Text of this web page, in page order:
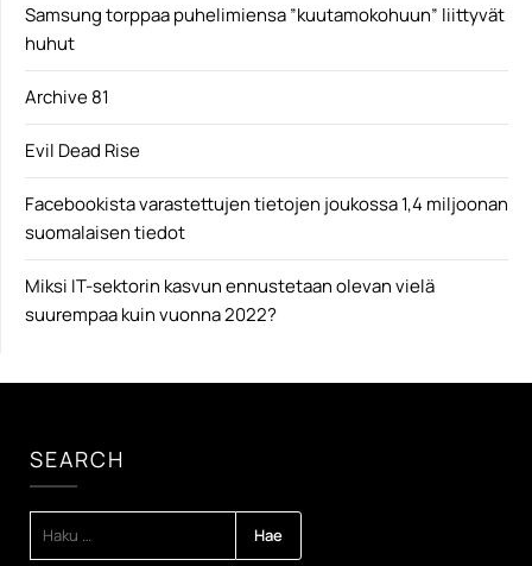
Samsung torppaa puhelimiensa ”kuutamokohuun” liittyvät
huhut
Archive 81
Evil Dead Rise
Facebookista varastettujen tietojen joukossa 1,4 miljoonan
suomalaisen tiedot
Miksi IT-sektorin kasvun ennustetaan olevan vielä
suurempaa kuin vuonna 2022?
SEARCH